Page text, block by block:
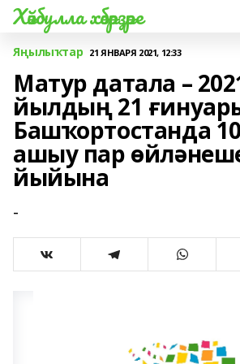
Хәйбулла хәбәрҙәре
Яңылыҡтар 21 ЯНВАРЯ 2021, 12:33
Матур датала –
йылдың 21
Башҡортостанда
ашыу пар
йыйына
-